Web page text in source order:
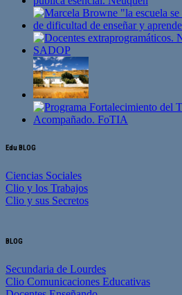
Edu BLOG
Ciencias Sociales
Clio y los Trabajos
Clio y sus Secretos
BLOG
Secundaria de Lourdes
Clio Comunicaciones Educativas